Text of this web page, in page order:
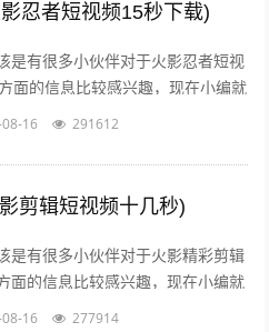
忍者短视频15秒下载)
是有很多小伙伴对于火影忍者短视
面的信息比较感兴趣，现在小编就
些与火影忍者短视频15秒下载相关
16 291612
剪辑短视频十几秒)
是有很多小伙伴对于火影精彩剪辑
面的信息比较感兴趣，现在小编就
些与火影剪辑短视频十几秒相关的
16 277914